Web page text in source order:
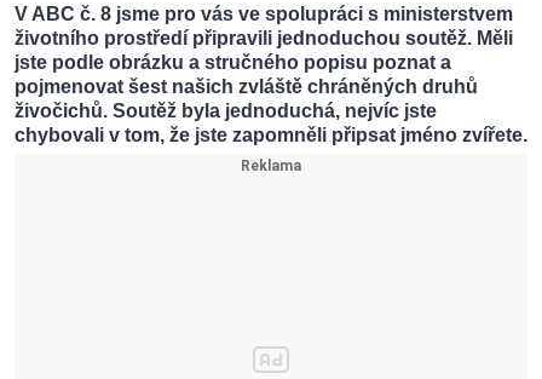
V ABC č. 8 jsme pro vás ve spolupráci s ministerstvem
životního prostředí připravili jednoduchou soutěž. Měli
jste podle obrázku a stručného popisu poznat a
pojmenovat šest našich zvláště chráněných druhů
živočichů. Soutěž byla jednoduchá, nejvíc jste
chybovali v tom, že jste zapomněli připsat jméno zvířete.